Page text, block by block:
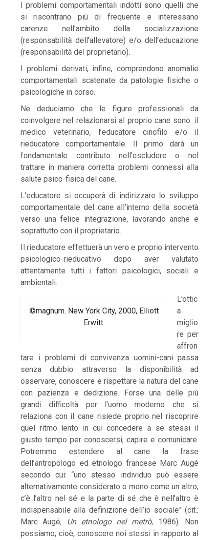
I problemi comportamentali indotti sono quelli che
si riscontrano più di frequente e interessano
carenze nell’ambito della socializzazione
(responsabilità dell’allevatore) e/o dell’educazione
(responsabilità del proprietario).
I problemi derivati, infine, comprendono anomalie
comportamentali scatenate da patologie fisiche o
psicologiche in corso.
Ne deduciamo che le figure professionali da
coinvolgere nel relazionarsi al proprio cane sono: il
medico veterinario, l’educatore cinofilo e/o il
rieducatore comportamentale. Il primo darà un
fondamentale contributo nell’escludere o nel
trattare in maniera corretta problemi connessi alla
salute psico-fisica del cane.
L’educatore si occuperà di indirizzare lo sviluppo
comportamentale del cane all’interno della società
verso una felice integrazione, lavorando anche e
soprattutto con il proprietario.
Il rieducatore effettuerà un vero e proprio intervento
psicologico-rieducativo dopo aver valutato
attentamente tutti i fattori psicologici, sociali e
ambientali.
©magnum. New York City, 2000, Elliott
Erwitt.
L’ottic
a
miglio
re per
affron
tare i problemi di convivenza uomini-cani passa
senza dubbio attraverso la disponibilità ad
osservare, conoscere e rispettare la natura del cane
con pazienza e dedizione. Forse una delle più
grandi difficoltà per l’uomo moderno che si
relaziona con il cane risiede proprio nel riscoprire
quel ritmo lento in cui concedere a se stessi il
giusto tempo per conoscersi, capire e comunicare.
Potremmo estendere al cane la frase
dell’antropologo ed etnologo francese Marc Augé
secondo cui: “uno stesso individuo può essere
alternativamente considerato o meno come un altro;
c’è l’altro nel sé e la parte di sé che è nell’altro è
indispensabile alla definizione dell’io sociale” (cit.:
Marc Augé,
Un etnologo nel metrò, 1986). Non
possiamo, cioè, conoscere noi stessi in rapporto al